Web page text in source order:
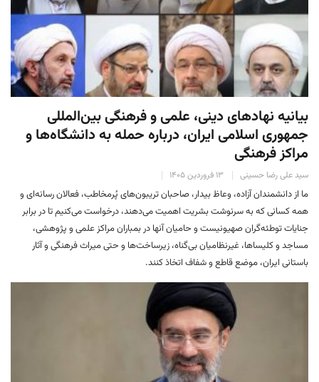
بیانیه نهادهای دینی، علمی و فرهنگی بین‌المللی
جمهوری اسلامی ایران، درباره حمله به دانشگاه‌ها و
مراکز فرهنگی
سید علی رضا حسینی ۱۳ فروردین ۱۴۰۵
ما از دانشمندان آزاده، وعاظ بیدار، صاحبان تریبون‌های پُرمخاطب، فعالان رسانه‌ای و
همه کسانی که به سرنوشت بشریت اهمیت می‌دهند، درخواست می‌کنیم تا در برابر
جنایات توطئه‌گران صهیونیست‌ و حامیان آنها در بمباران مراکز علمی و پژوهشی،
مساجد و کلیساها، غیرنظامیان بی‌گناه، زیرساخت‌ها و حتی میراث فرهنگی و آثار
باستانی ایران، موضع قاطع و شفاف اتخاذ کنند.